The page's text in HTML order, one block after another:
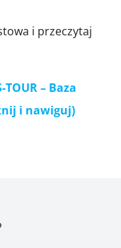
i przeczytaj
TOUR – Baza
i nawiguj)